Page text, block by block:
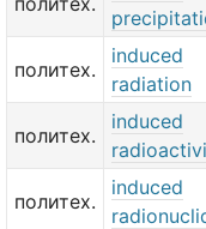
политех.
induced
radiation
политех.
induced
политех.
induced